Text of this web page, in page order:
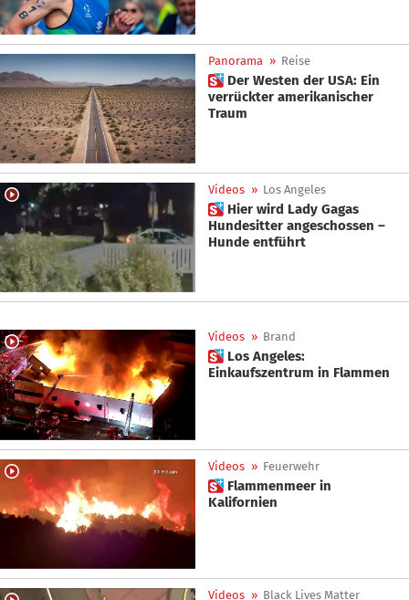
Panorama » Reise
 Der Westen der USA: Ein
verrückter amerikanischer
Traum
Videos » Los Angeles
 Hier wird Lady Gagas
Hundesitter angeschossen –
Hunde entführt
Videos » Brand
 Los Angeles:
Einkaufszentrum in Flammen
Videos » Feuerwehr
 Flammenmeer in
Kalifornien
Videos » Black Lives Matter